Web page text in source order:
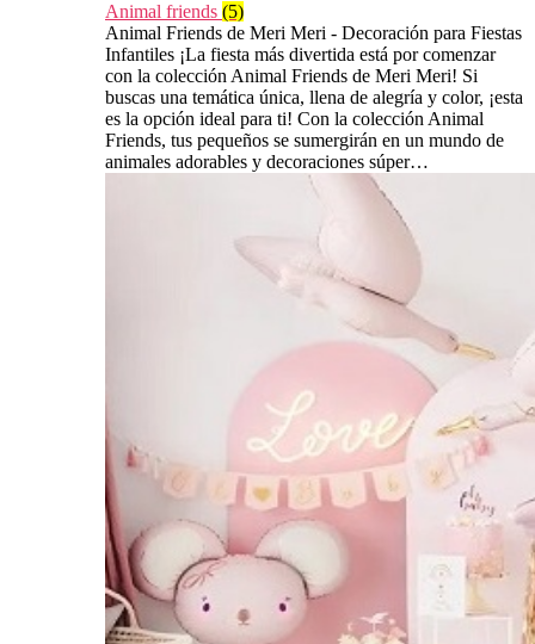
Animal friends (5)
Animal Friends de Meri Meri - Decoración para Fiestas
Infantiles ¡La fiesta más divertida está por comenzar
con la colección Animal Friends de Meri Meri! Si
buscas una temática única, llena de alegría y color, ¡esta
es la opción ideal para ti! Con la colección Animal
Friends, tus pequeños se sumergirán en un mundo de
animales adorables y decoraciones súper…